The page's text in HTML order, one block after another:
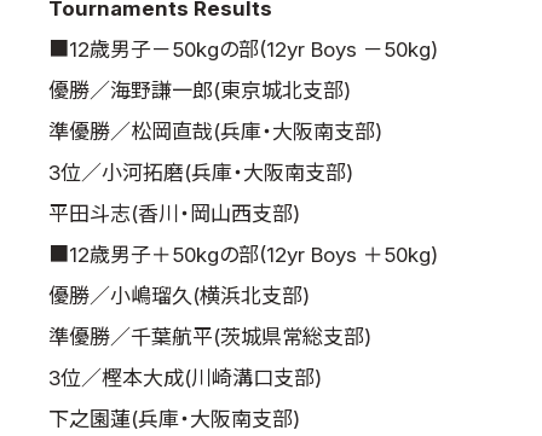
Tournaments Results
■12歳男子－50kgの部(12yr Boys －50kg)
優勝／海野謙一郎(東京城北支部)
準優勝／松岡直哉(兵庫・大阪南支部)
3位／小河拓磨(兵庫・大阪南支部)
平田斗志(香川・岡山西支部)
■12歳男子＋50kgの部(12yr Boys ＋50kg)
優勝／小嶋瑠久(横浜北支部)
準優勝／千葉航平(茨城県常総支部)
3位／樫本大成(川崎溝口支部)
下之園蓮(兵庫・大阪南支部)